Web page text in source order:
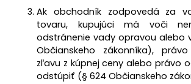
Ak obchodník zodpovedá za
tovaru, kupujúci má voči
odstránenie vady opravou alebo
Občianskeho zákonníka),
zľavu z kúpnej ceny alebo právo
odstúpiť (§ 624 Občianskeho